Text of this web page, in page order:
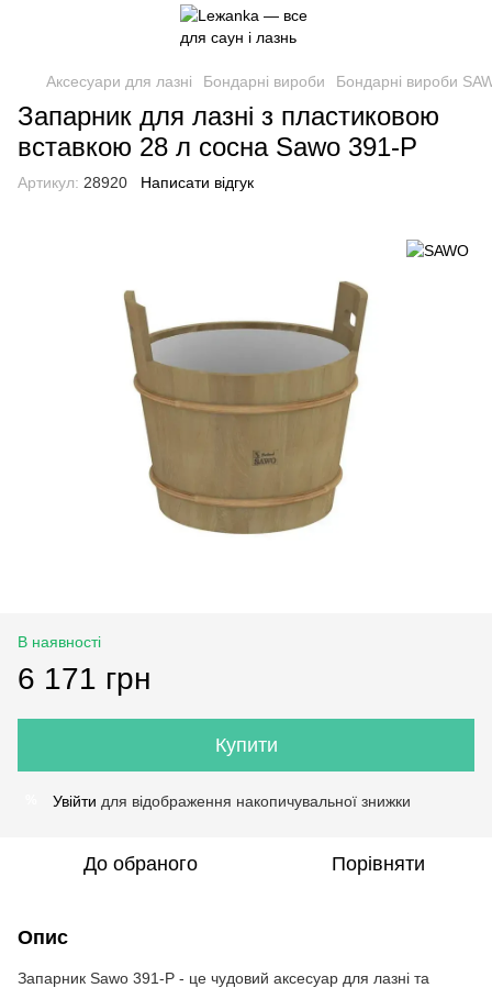
Аксесуари для лазні Бондарні вироби Бондарні вироби
Запарник для лазні з пластиковою
вставкою 28 л сосна Sawo 391-P
Артикул: 28920 Написати відгук
В наявності
6 171 грн
Купити
Увійти для відображення накопичувальної знижки
До обраного Порівняти
Опис
Запарник Sawo 391-P - це чудовий аксесуар для лазні та